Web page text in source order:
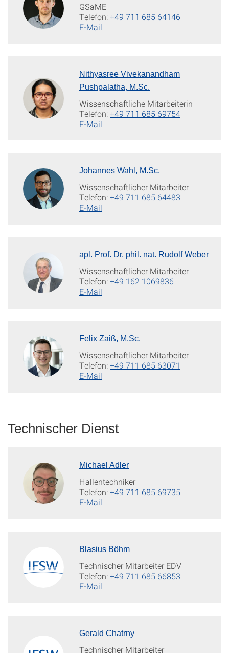
GSaME
Telefon:+49 711 685 64146
E-Mail
Nithyasree Vivekanandham
Pushpalatha, M.Sc.
Wissenschaftliche Mitarbeiterin
Telefon:+49 711 685 69754
E-Mail
Johannes Wahl, M.Sc.
Wissenschaftlicher Mitarbeiter
Telefon:+49 711 685 64483
E-Mail
apl. Prof. Dr. phil. nat. Rudolf Weber
Wissenschaftlicher Mitarbeiter
Telefon:+49 162 1069836
E-Mail
Felix Zaiß, M.Sc.
Wissenschaftlicher Mitarbeiter
Telefon:+49 711 685 63071
E-Mail
Technischer Dienst
Michael Adler
Hallentechniker
Telefon:+49 711 685 69735
E-Mail
Blasius Böhm
Technischer Mitarbeiter EDV
Telefon:+49 711 685 66853
E-Mail
Gerald Chatrny
Technischer Mitarbeiter